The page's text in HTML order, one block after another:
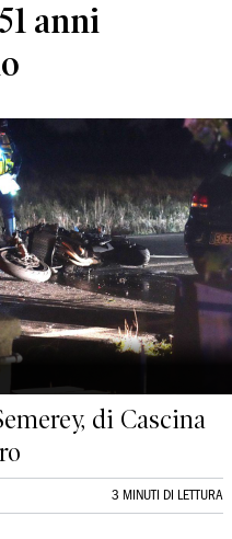
anni
di Cascina
3 MINUTI DI LETTURA